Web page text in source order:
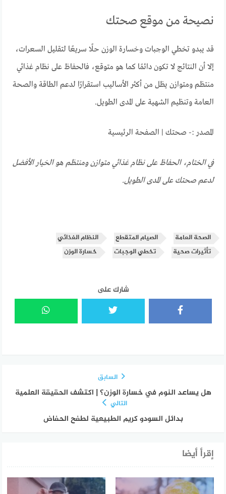
نصيحة من موقع صحتك
قد يبدو تخطي الوجبات وخسارة الوزن حلًا سريعًا لتقليل السعرات،
إلا أن النتائج لا تكون دائمًا كما هو متوقع، فالحفاظ على نظام غذائي
منتظم ومتوازن يظل من أكثر الأساليب استقرارًا لدعم الطاقة والصحة
العامة وتنظيم الشهية على المدى الطويل.
المصدر :- صحتك | الصفحة الرئيسية
في الختام، الحفاظ على نظام غذائي متوازن ومنتظم هو الخيار الأفضل
لدعم صحتك على المدى الطويل.
الصحة العامة الصيام المتقطع
النظام الغذائي
تأثيرات صحية
تخطي الوجبات خسارة الوزن
شارك على
السابق
هل يساعد النوم في خسارة الوزن؟ | اكتشف الحقيقة العلمية
التالي
بدائل السودو كريم الطبيعية لطفح الحفاض
إقرأ أيضا